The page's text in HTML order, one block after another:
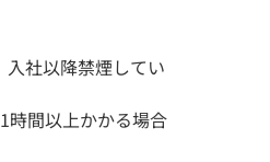
入社以降禁煙してい
時間以上かかる場合